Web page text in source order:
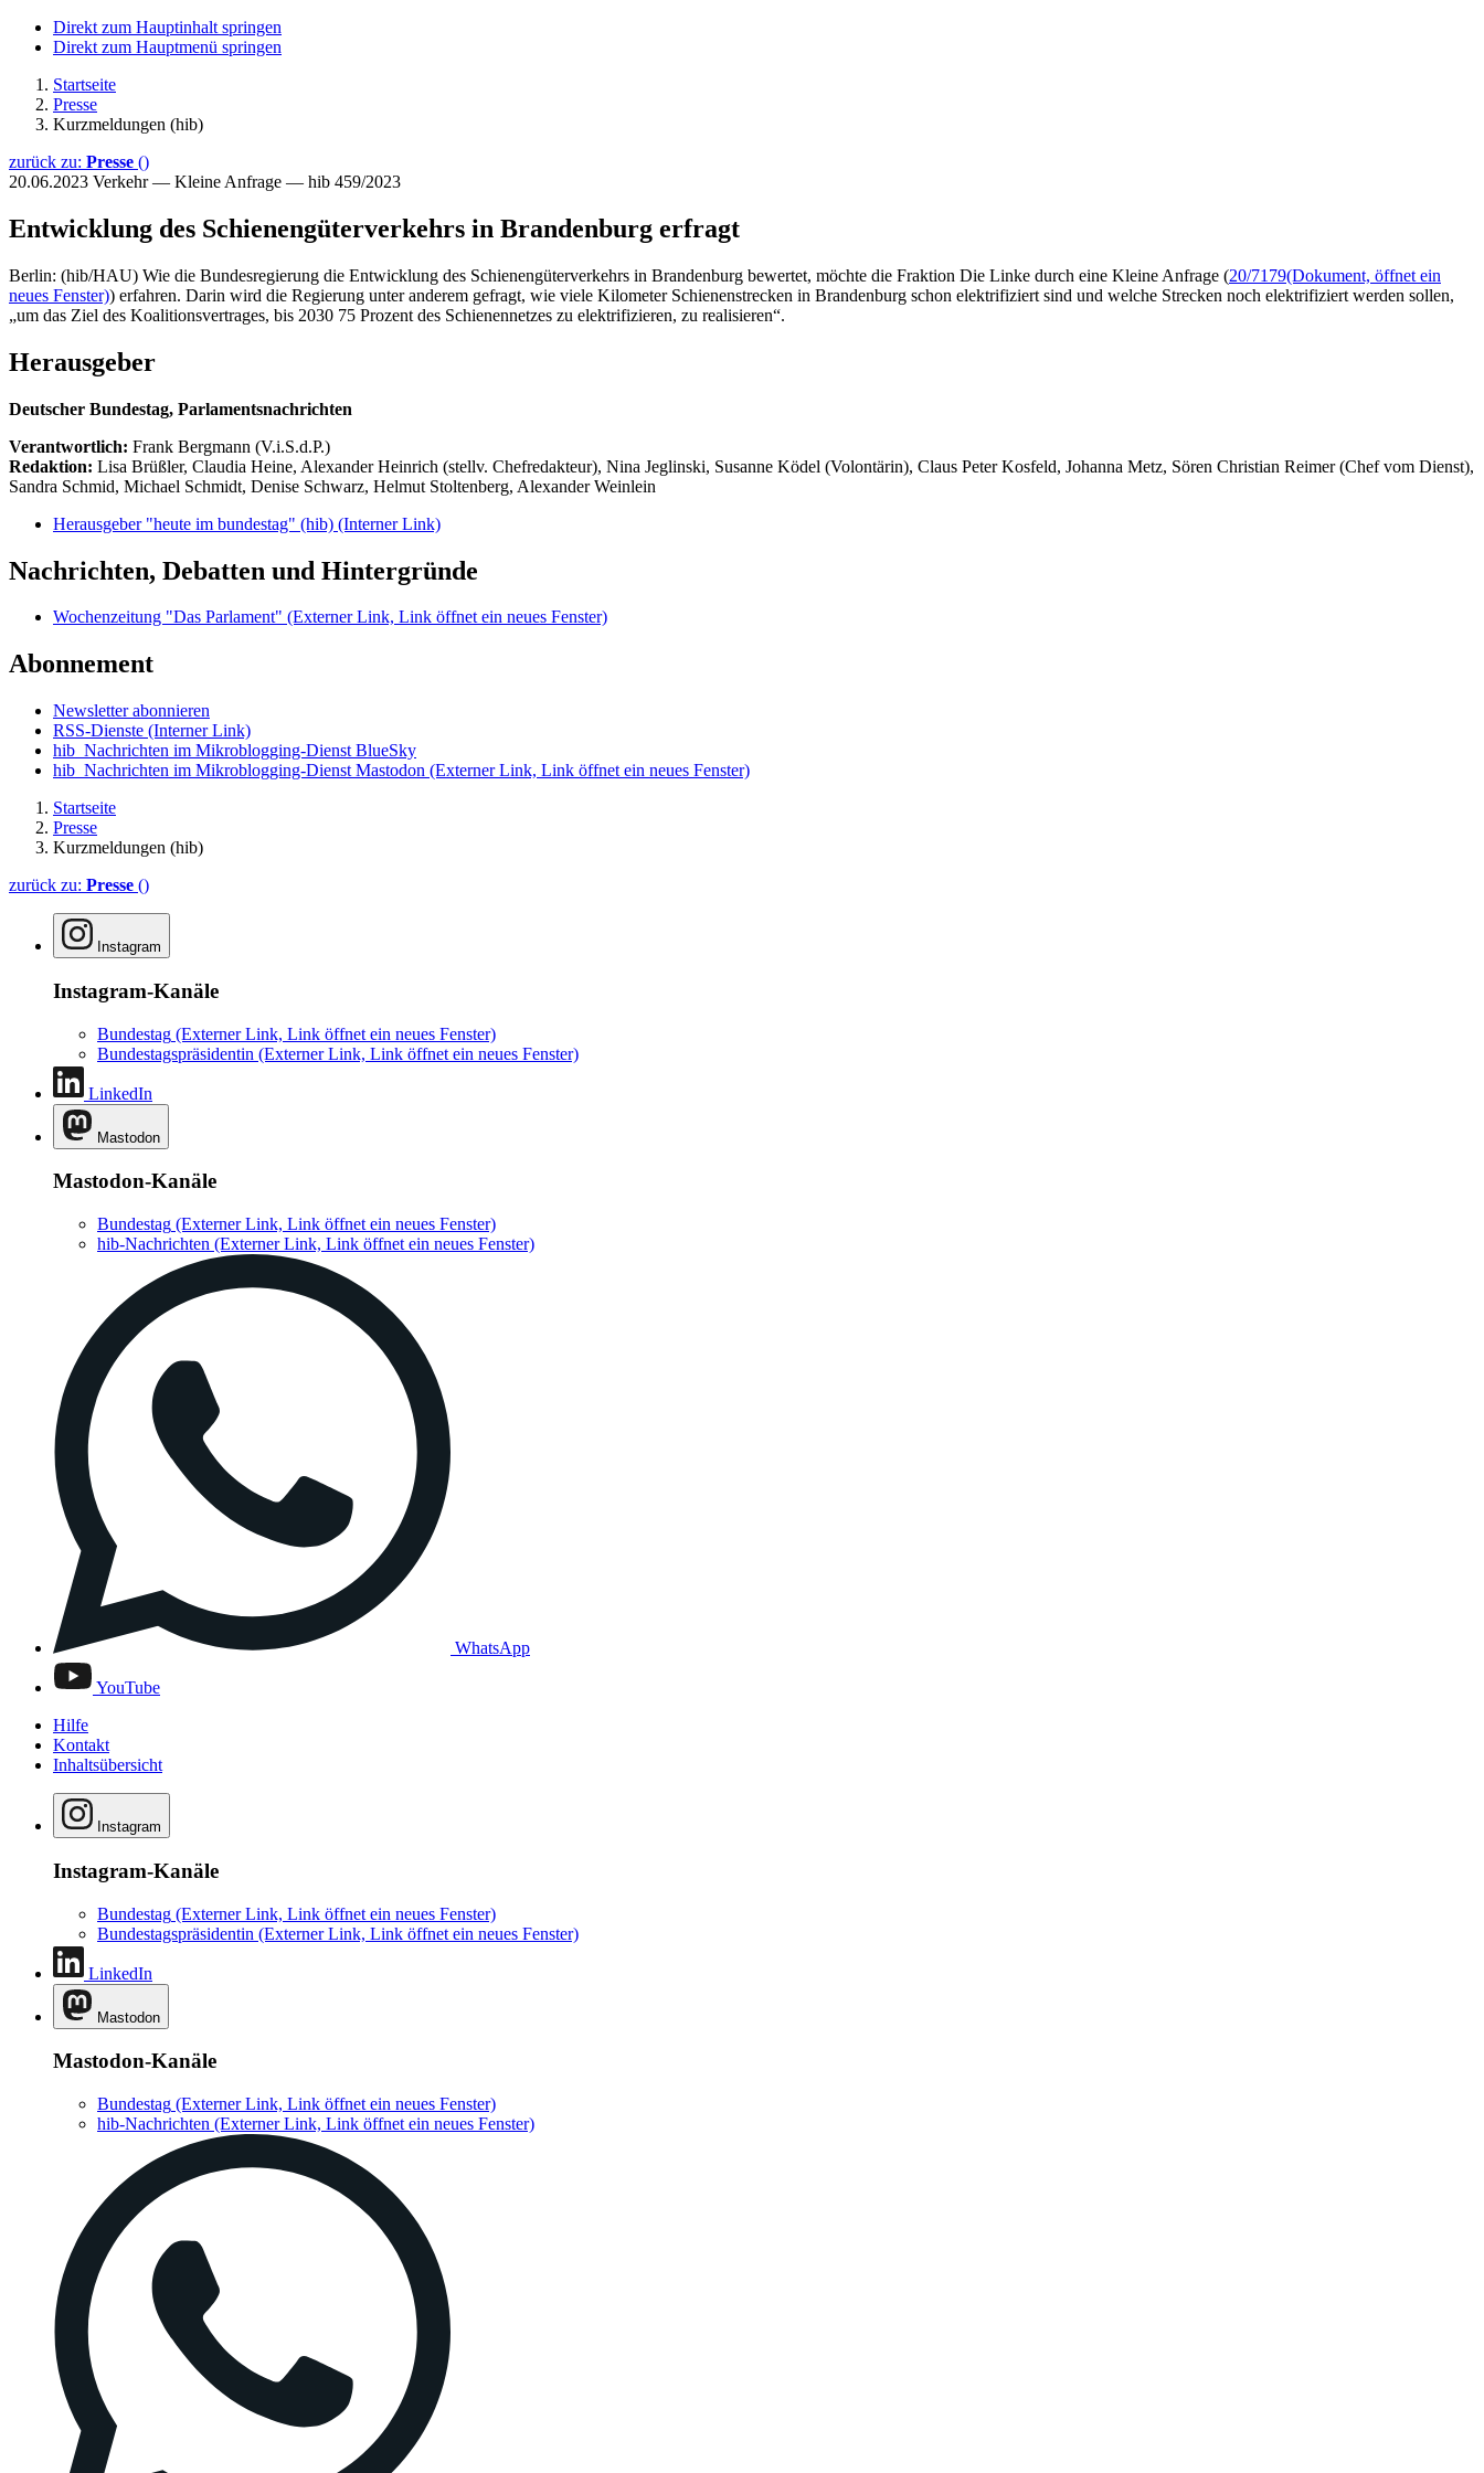
Direkt zum Hauptinhalt springen
Direkt zum Hauptmenü springen
Startseite
Presse
Kurzmeldungen (hib)
zurück zu: Presse ()
20.06.2023 Verkehr — Kleine Anfrage — hib 459/2023
Entwicklung des Schienengüterverkehrs in Brandenburg erfragt
Berlin: (hib/HAU) Wie die Bundesregierung die Entwicklung des Schienengüterverkehrs in Brandenburg bewertet, möchte die Fraktion Die Linke durch eine Kleine Anfrage (20/7179(Dokument, öffnet ein
neues Fenster)) erfahren. Darin wird die Regierung unter anderem gefragt, wie viele Kilometer Schienenstrecken in Brandenburg schon elektrifiziert sind und welche Strecken noch elektrifiziert werden sollen,
„um das Ziel des Koalitionsvertrages, bis 2030 75 Prozent des Schienennetzes zu elektrifizieren, zu realisieren“.
Herausgeber
Deutscher Bundestag, Parlamentsnachrichten
Verantwortlich: Frank Bergmann (V.i.S.d.P.)
Redaktion: Lisa Brüßler, Claudia Heine, Alexander Heinrich (stellv. Chefredakteur), Nina Jeglinski, Susanne Ködel (Volontärin), Claus Peter Kosfeld, Johanna Metz, Sören Christian Reimer (Chef vom Dienst),
Sandra Schmid, Michael Schmidt, Denise Schwarz, Helmut Stoltenberg, Alexander Weinlein
Herausgeber "heute im bundestag" (hib) (Interner Link)
Nachrichten, Debatten und Hintergründe
Wochenzeitung "Das Parlament" (Externer Link, Link öffnet ein neues Fenster)
Abonnement
Newsletter abonnieren
RSS-Dienste (Interner Link)
hib_Nachrichten im Mikroblogging-Dienst BlueSky
hib_Nachrichten im Mikroblogging-Dienst Mastodon (Externer Link, Link öffnet ein neues Fenster)
Startseite
Presse
Kurzmeldungen (hib)
zurück zu: Presse ()
Instagram
Instagram-Kanäle
Bundestag (Externer Link, Link öffnet ein neues Fenster)
Bundestagspräsidentin (Externer Link, Link öffnet ein neues Fenster)
LinkedIn
Mastodon
Mastodon-Kanäle
Bundestag (Externer Link, Link öffnet ein neues Fenster)
hib-Nachrichten (Externer Link, Link öffnet ein neues Fenster)
WhatsApp
YouTube
Hilfe
Kontakt
Inhaltsübersicht
Instagram
Instagram-Kanäle
Bundestag (Externer Link, Link öffnet ein neues Fenster)
Bundestagspräsidentin (Externer Link, Link öffnet ein neues Fenster)
LinkedIn
Mastodon
Mastodon-Kanäle
Bundestag (Externer Link, Link öffnet ein neues Fenster)
hib-Nachrichten (Externer Link, Link öffnet ein neues Fenster)